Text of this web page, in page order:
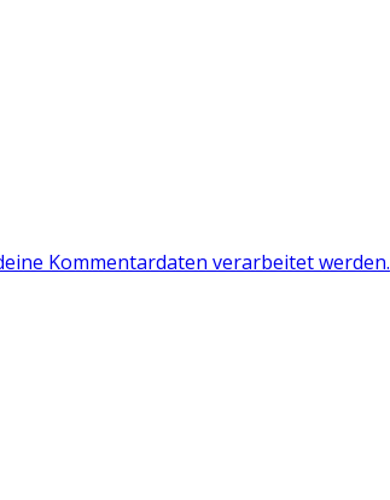
Kommentardaten verarbeitet werden.